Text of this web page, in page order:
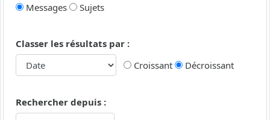
Messages
Sujets
Classer les résultats par :
Croissant
Décroissant
Rechercher depuis :